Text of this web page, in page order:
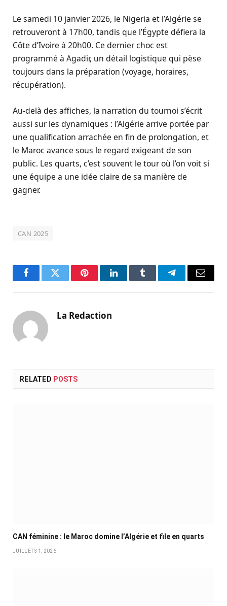
Le samedi 10 janvier 2026, le Nigeria et l’Algérie se
retrouveront à 17h00, tandis que l’Égypte défiera la
Côte d’Ivoire à 20h00. Ce dernier choc est
programmé à Agadir, un détail logistique qui pèse
toujours dans la préparation (voyage, horaires,
récupération).
Au-delà des affiches, la narration du tournoi s’écrit
aussi sur les dynamiques : l’Algérie arrive portée par
une qualification arrachée en fin de prolongation, et
le Maroc avance sous le regard exigeant de son
public. Les quarts, c’est souvent le tour où l’on voit si
une équipe a une idée claire de sa manière de
gagner.
CAN 2025
FacebookTwitter PinterestLinkedInTumblr TelegramEmail
La Redaction
RELATED POSTS
CAN féminine : le Maroc domine l’Algérie et file en quarts
JUILLET 31, 2026